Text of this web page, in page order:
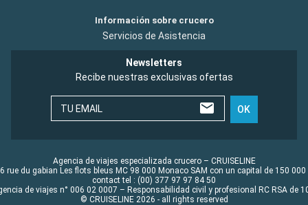
Información sobre crucero
Servicios de Asistencia
Newsletters
Recibe nuestras exclusivas ofertas
TU EMAIL OK
Agencia de viajes especializada crucero – CRUISELINE
rue du gabian Les flots bleus MC 98 000 Monaco SAM con un capital de 150 000
contact tel : (00) 377 97 97 84 50
de viajes n° 006 02 0007 – Responsabilidad civil y profesional RC RSA de
© CRUISELINE 2026 - all rights reserved